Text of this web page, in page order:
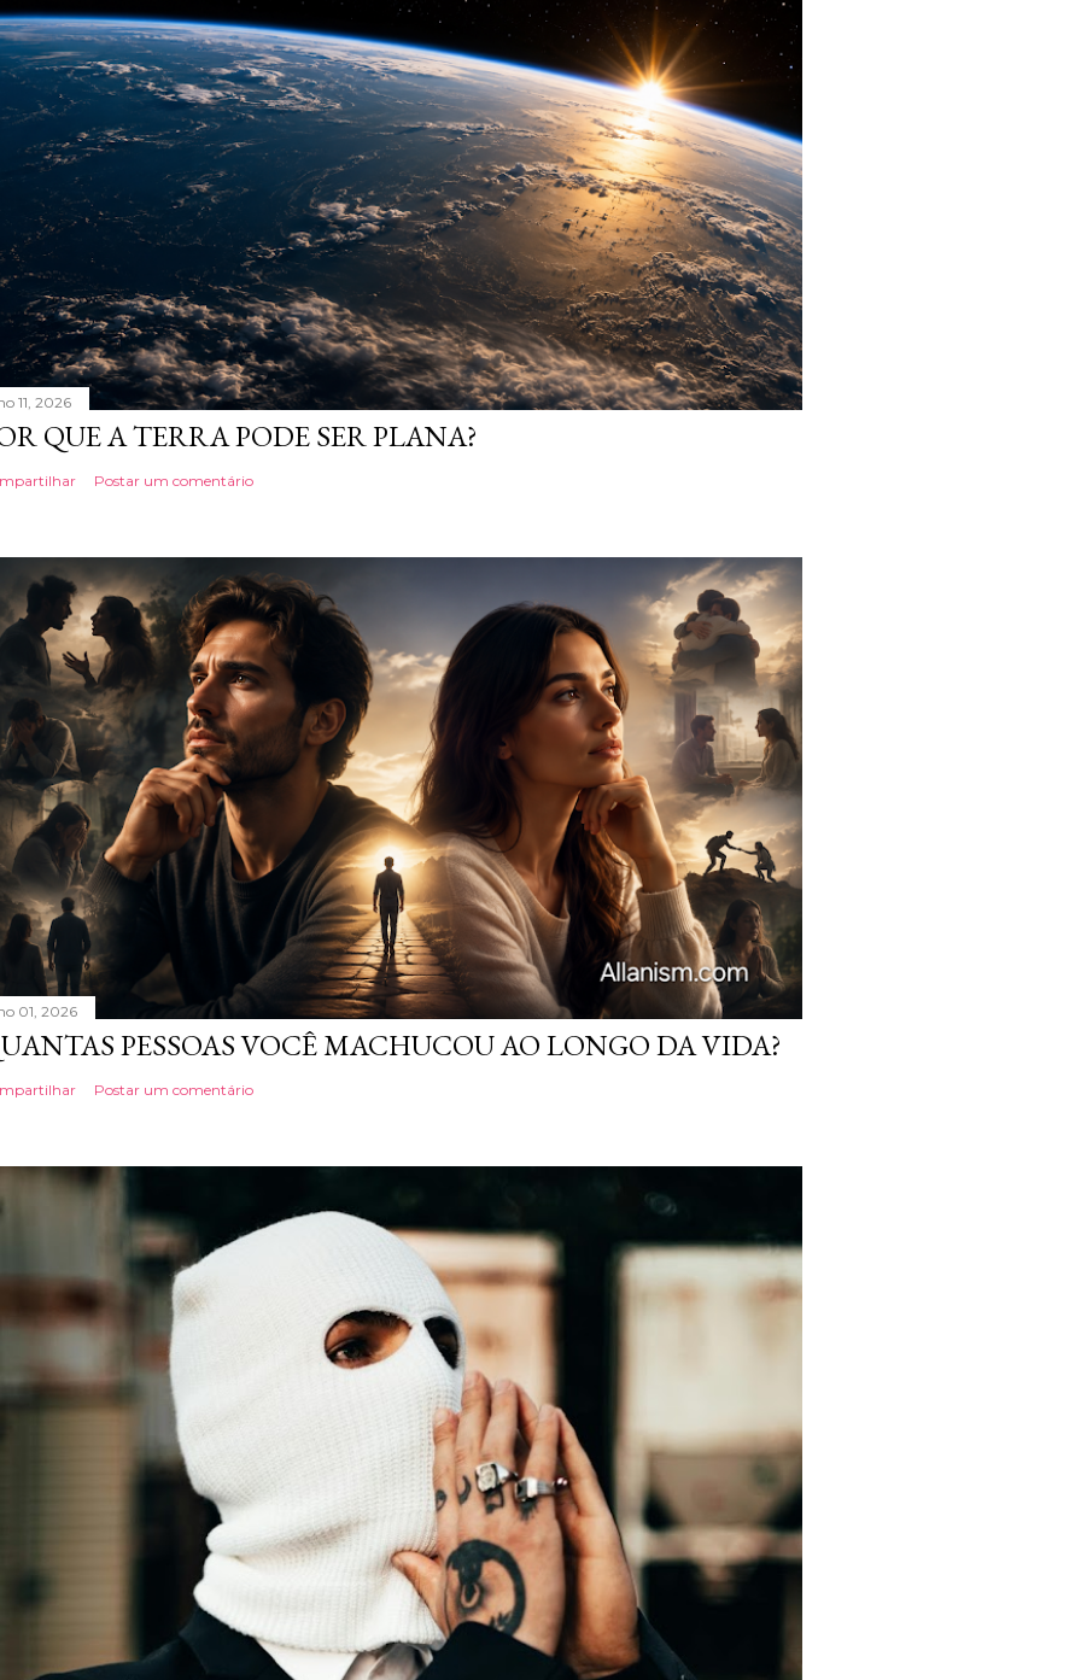
11, 2026
QUE A TERRA PODE SER PLANA?
Postar um comentário
01, 2026
PESSOAS VOCÊ MACHUCOU AO LONGO DA VIDA?
Postar um comentário